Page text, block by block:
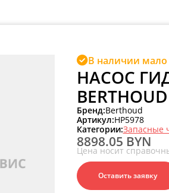
В наличии мало
НАСОС
Бренд:Berthoud
Артикул:HP5978
Категории:Запасные
8898.05 BYN
Цена носит
Оставить заявку